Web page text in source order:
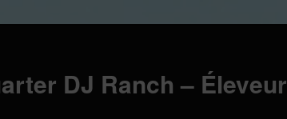
DJ Ranch – Éleveur